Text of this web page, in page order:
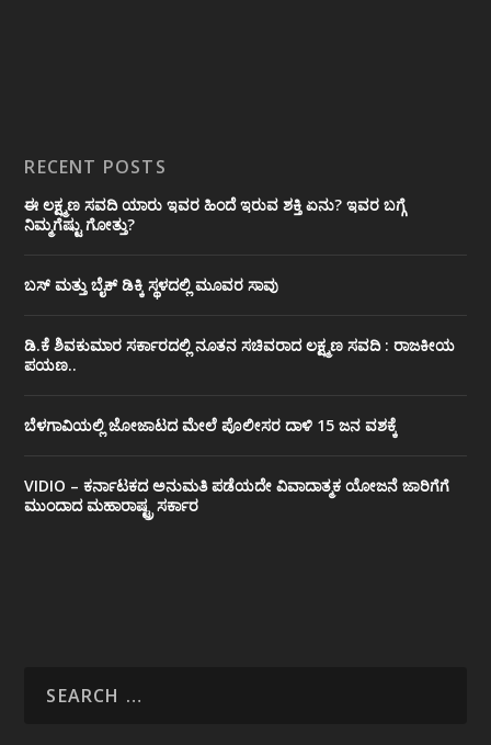
RECENT POSTS
ಈ ಲಕ್ಷ್ಮಣ ಸವದಿ ಯಾರು ಇವರ ಹಿಂದೆ ಇರುವ ಶಕ್ತಿ ಏನು? ಇವರ ಬಗ್ಗೆ
ನಿಮ್ಮಗೆಷ್ಟು ಗೋತ್ತು?
ಬಸ್ ಮತ್ತು ಬೈಕ್ ಡಿಕ್ಕಿ ಸ್ಥಳದಲ್ಲಿ ಮೂವರ ಸಾವು
ಡಿ.ಕೆ ಶಿವಕುಮಾರ ಸರ್ಕಾರದಲ್ಲಿ ನೂತನ ಸಚಿವರಾದ ಲಕ್ಷ್ಮಣ ಸವದಿ : ರಾಜಕೀಯ
ಪಯಣ..
ಬೆಳಗಾವಿಯಲ್ಲಿ ಜೋಜಾಟದ ಮೇಲೆ ಪೊಲೀಸರ ದಾಳಿ 15 ಜನ ವಶಕ್ಕೆ
VIDIO – ಕರ್ನಾಟಕದ ಅನುಮತಿ ಪಡೆಯದೇ ವಿವಾದಾತ್ಮಕ ಯೋಜನೆ ಜಾರಿಗೆಗೆ
ಮುಂದಾದ ಮಹಾರಾಷ್ಟ್ರ ಸರ್ಕಾರ